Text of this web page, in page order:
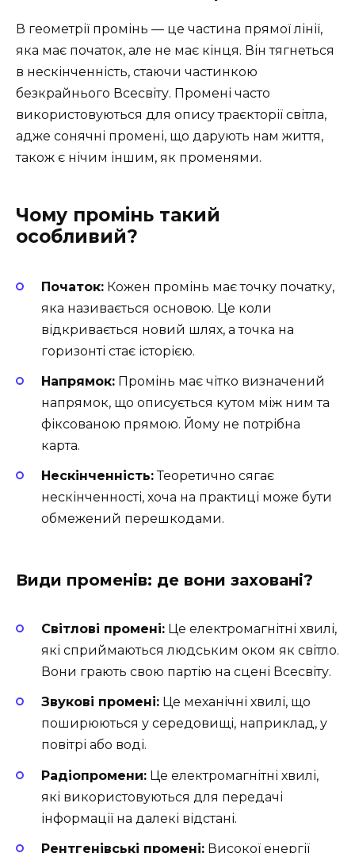
В геометрії промінь — це частина прямої лінії,
яка має початок, але не має кінця. Він тягнеться
в нескінченність, стаючи частинкою
безкрайнього Всесвіту. Промені часто
використовуються для опису траєкторії світла,
адже сонячні промені, що дарують нам життя,
також є нічим іншим, як променями.
Чому промінь такий
особливий?
Початок: Кожен промінь має точку початку,
яка називається основою. Це коли
відкривається новий шлях, а точка на
горизонті стає історією.
Напрямок: Промінь має чітко визначений
напрямок, що описується кутом між ним та
фіксованою прямою. Йому не потрібна
карта.
Нескінченність:Теоретично сягає
нескінченності, хоча на практиці може бути
обмежений перешкодами.
Види променів: де вони заховані?
Світлові промені: Це електромагнітні хвилі,
які сприймаються людським оком як світло.
Вони грають свою партію на сцені Всесвіту.
Звукові промені: Це механічні хвилі, що
поширюються у середовищі, наприклад, у
повітрі або воді.
Радіопромени: Це електромагнітні хвилі,
які використовуються для передачі
інформації на далекі відстані.
Рентгенівські промені: Високої енергії